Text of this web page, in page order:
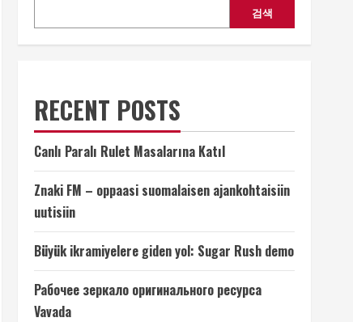
검색
RECENT POSTS
Canlı Paralı Rulet Masalarına Katıl
Znaki FM – oppaasi suomalaisen ajankohtaisiin
uutisiin
Büyük ikramiyelere giden yol: Sugar Rush demo
Рабочее зеркало оригинального ресурса
Vavada